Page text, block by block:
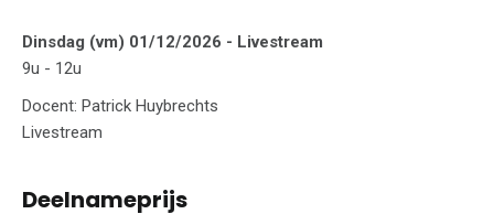
Dinsdag (vm) 01/12/2026 - Livestream
9u - 12u
Docent: Patrick Huybrechts
Livestream
Deelnameprijs